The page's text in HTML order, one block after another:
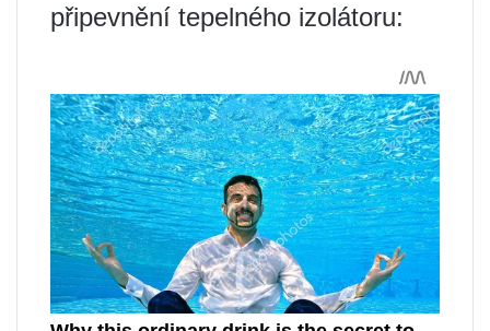
připevnění tepelného izolátoru: